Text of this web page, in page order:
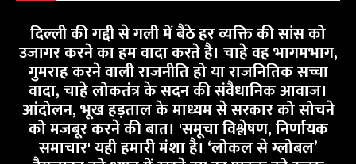
दिल्ली की गद्दी से गली में बैठे हर व्यक्ति की सांस को
उजागर करने का हम वादा करते है। चाहे वह भागमभाग,
गुमराह करने वाली राजनीति हो या राजनितिक सच्चा
वादा, चाहे लोकतंत्र के सदन की संवैधानिक आवाज।
आंदोलन, भूख हड़ताल के माध्यम से सरकार को सोचने
को मजबूर करने की बात। 'समूचा विश्लेषण, निर्णायक
समाचार' यही हमारी मंशा है। ‘लोकल से ग्लोबल’